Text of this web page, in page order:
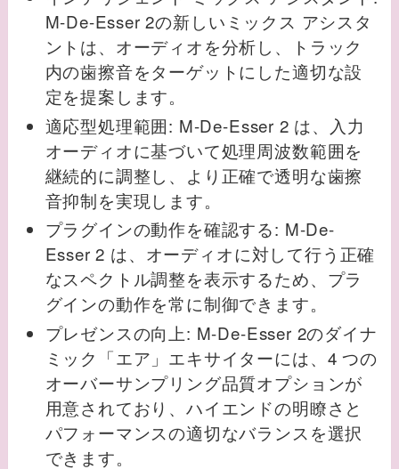
M-De-Esser 2の新しいミックス アシスタ
ントは、オーディオを分析し、トラック
内の歯擦音をターゲットにした適切な設
定を提案します。
適応型処理範囲: M-De-Esser 2 は、入力
オーディオに基づいて処理周波数範囲を
継続的に調整し、より正確で透明な歯擦
音抑制を実現します。
プラグインの動作を確認する: M-De-
Esser 2 は、オーディオに対して行う正確
なスペクトル調整を表示するため、プラ
グインの動作を常に制御できます。
プレゼンスの向上: M-De-Esser 2のダイナ
ミック「エア」エキサイターには、4 つの
オーバーサンプリング品質オプションが
用意されており、ハイエンドの明瞭さと
パフォーマンスの適切なバランスを選択
できます。